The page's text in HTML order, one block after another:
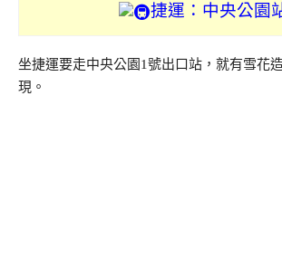
捷運：中央公園
坐捷運要走中央公園1號出口站，就有雪花
現。